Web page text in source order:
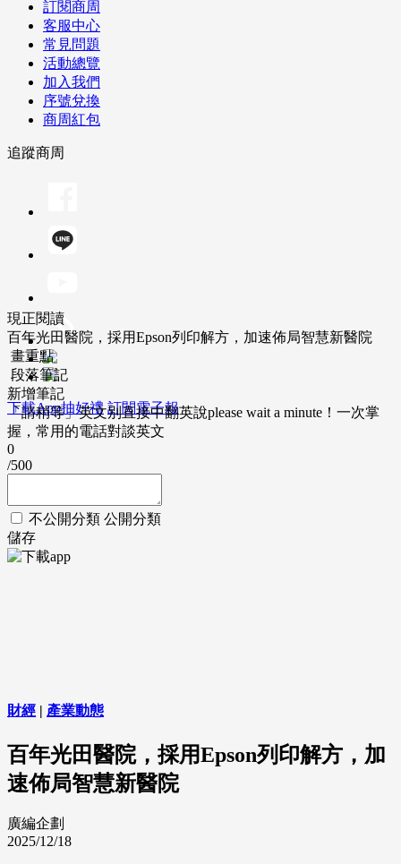
訂閱商周
客服中心
常見問題
活動總覽
加入我們
序號兌換
商周紅包
追蹤商周
下載App抽好禮 訂閱電子報
現正閱讀
百年光田醫院，採用Epson列印解方，加速佈局智慧新醫院
畫重點
段落筆記
新增筆記
「請稍等」英文別直接中翻英說please wait a minute！一次掌
握，常用的電話對談英文
0
/500
不公開分類 公開分類
儲存
財經 | 產業動態
百年光田醫院，採用Epson列印解方，加
速佈局智慧新醫院
廣編企劃
2025/12/18